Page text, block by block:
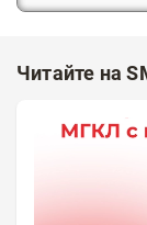
Читайте на